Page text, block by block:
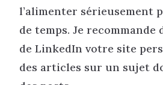
l’alimenter sérieusement
de temps. Je recommande
de LinkedIn votre site
des articles sur un sujet